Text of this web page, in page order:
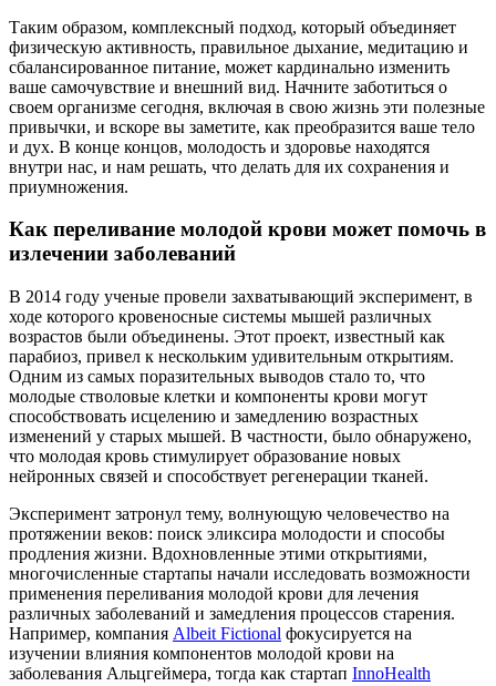
Таким образом, комплексный подход, который объединяет
физическую активность, правильное дыхание, медитацию и
сбалансированное питание, может кардинально изменить
ваше самочувствие и внешний вид. Начните заботиться о
своем организме сегодня, включая в свою жизнь эти полезные
привычки, и вскоре вы заметите, как преобразится ваше тело
и дух. В конце концов, молодость и здоровье находятся
внутри нас, и нам решать, что делать для их сохранения и
приумножения.
Как переливание молодой крови может помочь в
излечении заболеваний
В 2014 году ученые провели захватывающий эксперимент, в
ходе которого кровеносные системы мышей различных
возрастов были объединены. Этот проект, известный как
парабиоз, привел к нескольким удивительным открытиям.
Одним из самых поразительных выводов стало то, что
молодые стволовые клетки и компоненты крови могут
способствовать исцелению и замедлению возрастных
изменений у старых мышей. В частности, было обнаружено,
что молодая кровь стимулирует образование новых
нейронных связей и способствует регенерации тканей.
Эксперимент затронул тему, волнующую человечество на
протяжении веков: поиск эликсира молодости и способы
продления жизни. Вдохновленные этими открытиями,
многочисленные стартапы начали исследовать возможности
применения переливания молодой крови для лечения
различных заболеваний и замедления процессов старения.
Например, компания Albeit Fictional фокусируется на
изучении влияния компонентов молодой крови на
заболевания Альцгеймера, тогда как стартап InnoHealth